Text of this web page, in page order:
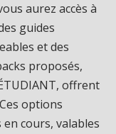
aurez accès à
guides
et des
proposés,
offrent
options
cours, valables